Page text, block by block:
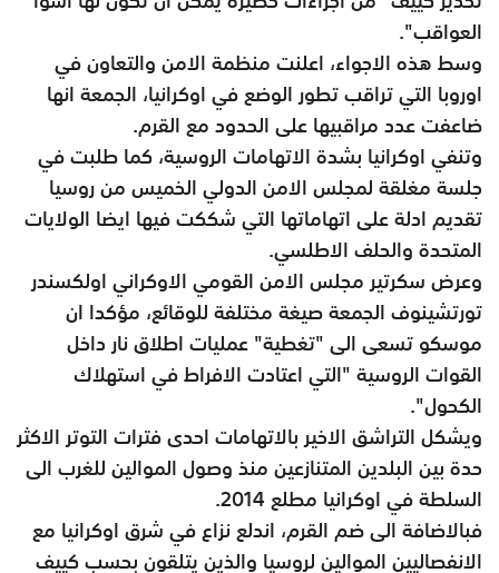
العواقب".
وسط هذه الاجواء، اعلنت منظمة الامن والتعاون في
اوروبا التي تراقب تطور الوضع في اوكرانيا، الجمعة انها
ضاعفت عدد مراقبيها على الحدود مع القرم.
وتنفي اوكرانيا بشدة الاتهامات الروسية، كما طلبت في
جلسة مغلقة لمجلس الامن الدولي الخميس من روسيا
تقديم ادلة على اتهاماتها التي شككت فيها ايضا الولايات
المتحدة والحلف الاطلسي.
وعرض سكرتير مجلس الامن القومي الاوكراني اولكسندر
تورتشينوف الجمعة صيغة مختلفة للوقائع، مؤكدا ان
موسكو تسعى الى "تغطية" عمليات اطلاق نار داخل
القوات الروسية "التي اعتادت الافراط في استهلاك
الكحول".
ويشكل التراشق الاخير بالاتهامات احدى فترات التوتر الاكثر
حدة بين البلدين المتنازعين منذ وصول الموالين للغرب الى
السلطة في اوكرانيا مطلع 2014.
فبالاضافة الى ضم القرم، اندلع نزاع في شرق اوكرانيا مع
الانفصاليين الموالين لروسيا والذين يتلقون بحسب كييف